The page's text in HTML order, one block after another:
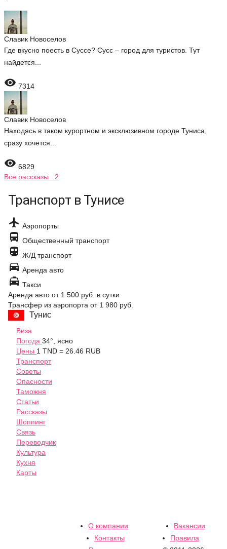
Славик Новоселов
Где вкусно поесть в Суссе? Сусс – город для туристов. Тут
найдется...
 7314
Славик Новоселов
Находясь в таком курортном и эксклюзивном городе Туниса,
сразу хочется...
 6829
Все рассказы 2
Транспорт в Тунисе
 Аэропорты
 Общественный транспорт
 Ж/Д транспорт
 Аренда авто
 Такси
Аренда авто от 1 500 руб. в сутки
Трансфер из аэропорта от 1 980 руб.
Тунис
Виза
Погода 34°, ясно
Цены 1 TND = 26.46 RUB
Транспорт
Советы
Опасности
Таможня
Статьи
Рассказы
Шоппинг
Связь
Переводчик
Культура
Кухня
Карты
О компании
Вакансии
Контакты
Правила